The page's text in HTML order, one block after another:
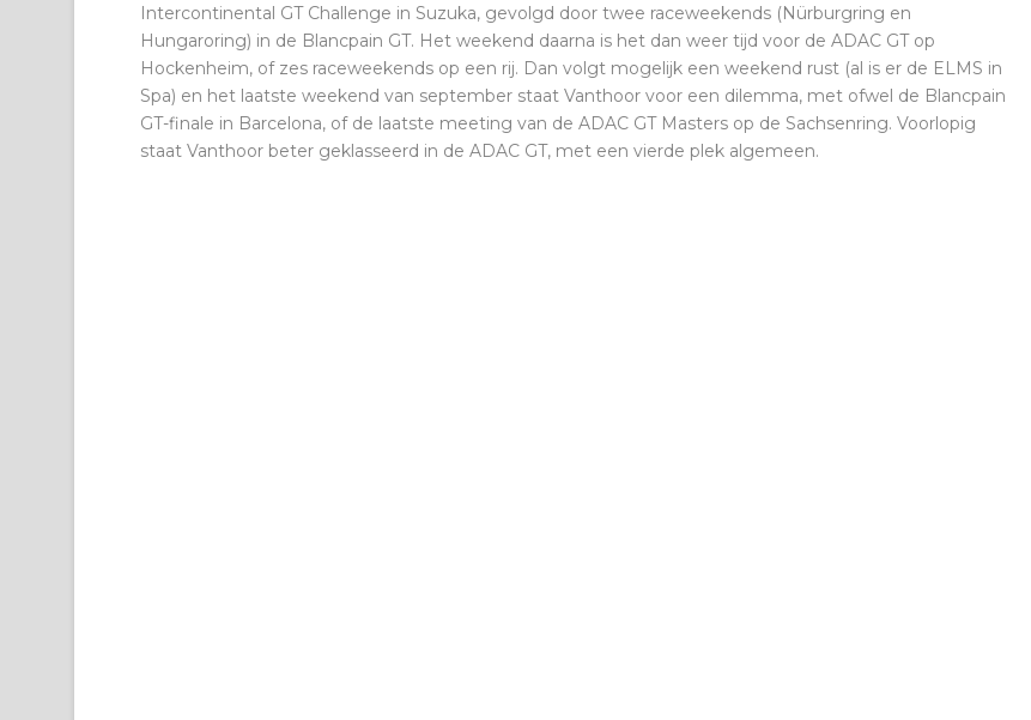
Intercontinental GT Challenge in Suzuka, gevolgd door twee raceweekends (Nürburgring en
Hungaroring) in de Blancpain GT. Het weekend daarna is het dan weer tijd voor de ADAC GT op
Hockenheim, of zes raceweekends op een rij. Dan volgt mogelijk een weekend rust (al is er de ELMS in
Spa) en het laatste weekend van september staat Vanthoor voor een dilemma, met ofwel de Blancpain
GT-finale in Barcelona, of de laatste meeting van de ADAC GT Masters op de Sachsenring. Voorlopig
staat Vanthoor beter geklasseerd in de ADAC GT, met een vierde plek algemeen.